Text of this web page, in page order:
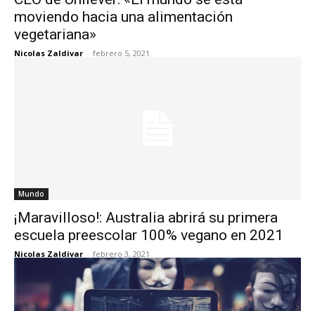
moviendo hacia una alimentación
vegetariana»
Nicolas Zaldivar - febrero 5, 2021
Mundo
¡Maravilloso!: Australia abrirá su primera
escuela preescolar 100% vegano en 2021
Nicolas Zaldivar - febrero 3, 2021